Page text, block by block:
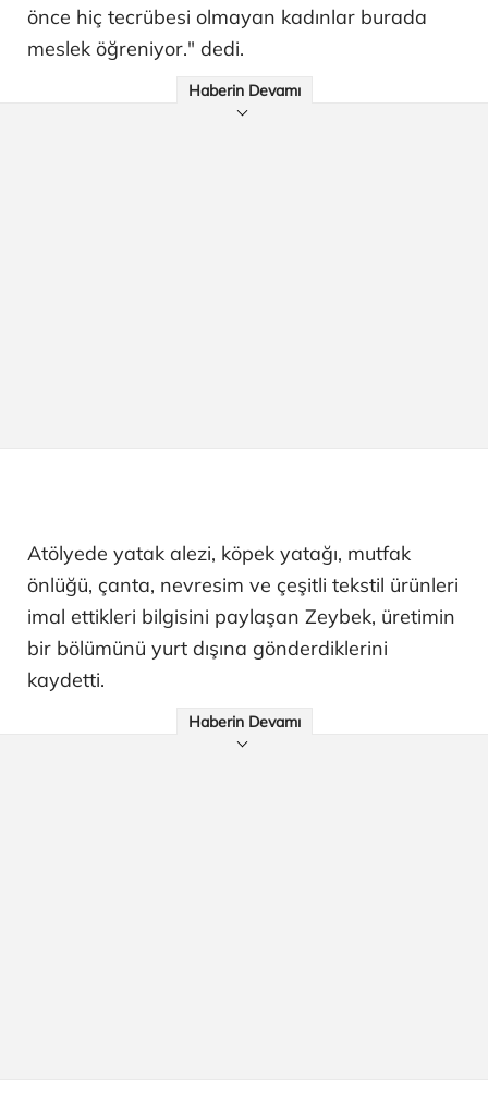
önce hiç tecrübesi olmayan kadınlar burada
meslek öğreniyor." dedi.
Haberin Devamı
Atölyede yatak alezi, köpek yatağı, mutfak
önlüğü, çanta, nevresim ve çeşitli tekstil ürünleri
imal ettikleri bilgisini paylaşan Zeybek, üretimin
bir bölümünü yurt dışına gönderdiklerini
kaydetti.
Haberin Devamı